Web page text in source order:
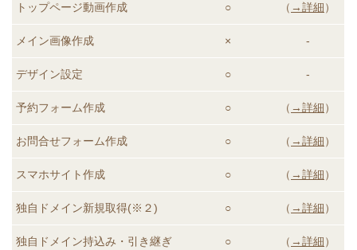
トップページ動画作成 ○ （ →詳細）
メイン画像作成 × -
デザイン設定 ○ -
予約フォーム作成 ○ （ →詳細）
お問合せフォーム作成 ○ （ →詳細）
スマホサイト作成 ○ （ →詳細）
独自ドメイン新規取得(※２) ○ （ →詳細）
独自ドメイン持込み・引き継ぎ ○ （ →詳細）